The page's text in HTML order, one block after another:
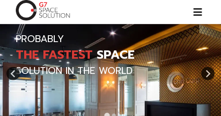
Home
Design Concept
Design Library
G7 For Residence
G7 For Business
Contact us
PROBABLY
THE FASTESTSPACE
SOLUTION IN THE WORLD